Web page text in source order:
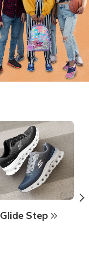
Glide Step